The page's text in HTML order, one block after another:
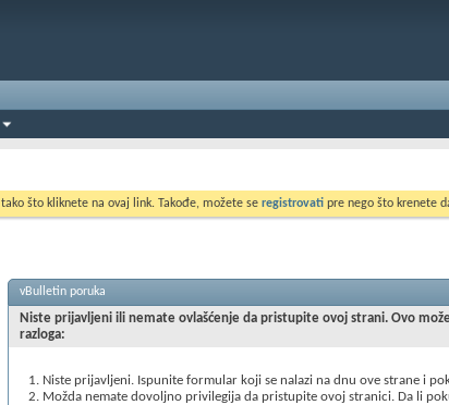
tako što kliknete na ovaj link. Takođe, možete se registrovati pre nego što krenete
vBulletin poruka
Niste prijavljeni ili nemate ovlašćenje da pristupite ovoj strani. Ovo
razloga:
Niste prijavljeni. Ispunite formular koji se nalazi na dnu ove strane i
Možda nemate dovoljno privilegija da pristupite ovoj stranici. Da li